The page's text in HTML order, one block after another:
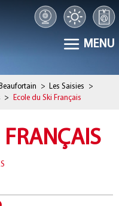
MENU
> Les Saisies
>
> Ecole du Ski Français
FRANÇAIS